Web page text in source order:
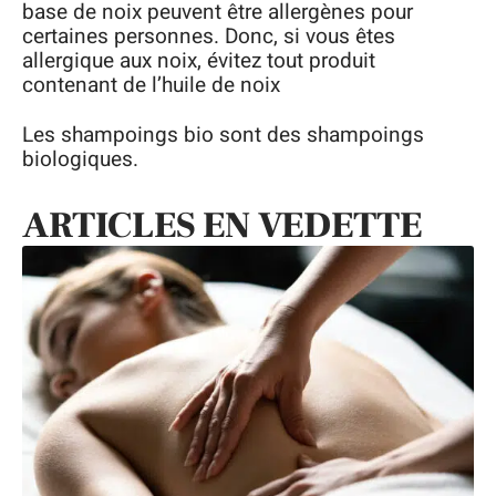
base de noix peuvent être allergènes pour
certaines personnes. Donc, si vous êtes
allergique aux noix, évitez tout produit
contenant de l’huile de noix
Les shampoings bio sont des shampoings
biologiques.
ARTICLES EN VEDETTE